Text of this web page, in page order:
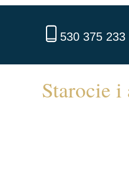
530 375 233